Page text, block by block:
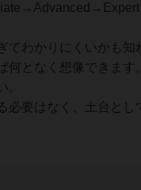
わかりにくいかも知
何となく想像できます
。
必要はなく、土台とし